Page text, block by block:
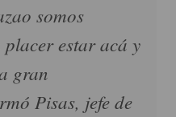
somos
estar acá y
gran
Pisas, jefe de